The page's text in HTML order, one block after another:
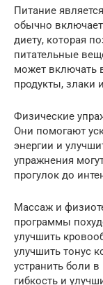
Питание
обычно
диету, которая
питательные
может включать
продукты, злаки
Физические
Они помогают
энергии и
упражнения
прогулок до
Массаж и
программы
улучшить
улучшить тонус
устранить боли
гибкость и